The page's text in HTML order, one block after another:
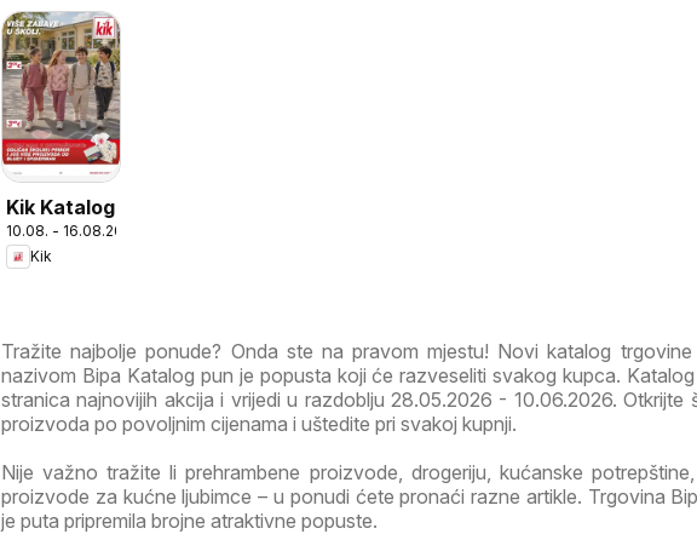
Kik Katalog
10.08. - 16.08.2026
Kik
Tražite najbolje ponude? Onda ste na pravom mjestu! Novi katalog
nazivom Bipa Katalog pun je popusta koji će razveseliti svakog kupca.
stranica najnovijih akcija i vrijedi u razdoblju 28.05.2026 - 10.06.2026. Otkrijte
proizvoda po povoljnim cijenama i uštedite pri svakoj kupnji.
Nije važno tražite li prehrambene proizvode, drogeriju, kućanske
proizvode za kućne ljubimce – u ponudi ćete pronaći razne artikle. Trgovina
je puta pripremila brojne atraktivne popuste.